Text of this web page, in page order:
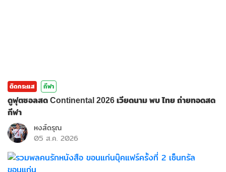
ติดกระแส กีฬา
ดูฟุตซอลสด Continental 2026 เวียดนาม พบ ไทย ถ่ายทอดสด
กีฬา
หงส์ดรุณ
05 ส.ค. 2026